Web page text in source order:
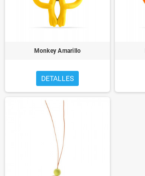
Monkey Amarillo
DETALLES